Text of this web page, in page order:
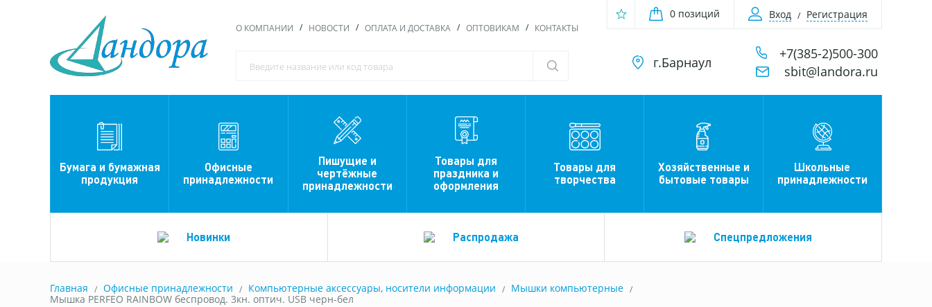
О КОМПАНИИ НОВОСТИ ОПЛАТА И ДОСТАВКА ОПТОВИКАМ КОНТАКТЫ
0 позиций Вход Регистрация
г.Барнаул
+7(385-2)500-300
sbit@landora.ru
Бумага и бумажная
продукция
Офисные
принадлежности
Пишущие и
чертёжные
принадлежности
Товары для
праздника и
оформления
Товары для
творчества
Хозяйственные и
бытовые товары
Школьные
принадлежности
Новинки Распродажа Спецпредложения
Главная Офисные принадлежности Компьютерные аксессуары, носители информации
Мышки компьютерные
Мышка PERFEO RAINBOW беспровод. 3кн. оптич. USB черн-бел